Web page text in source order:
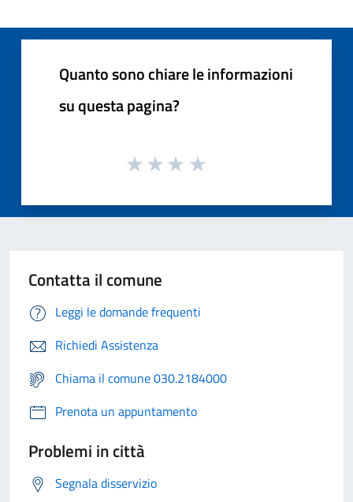
Quanto sono chiare le informazioni
su questa pagina?
Contatta il comune
Leggi le domande frequenti
Richiedi Assistenza
Chiama il comune 030.2184000
Prenota un appuntamento
Problemi in città
Segnala disservizio